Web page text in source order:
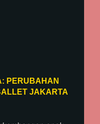
PERUBAHAN
JAKARTA